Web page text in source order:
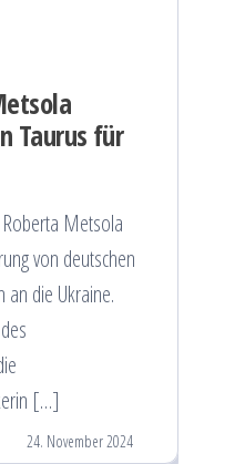
Taurus für
Metsola
von deutschen
die Ukraine.
[…]
24. November 2024